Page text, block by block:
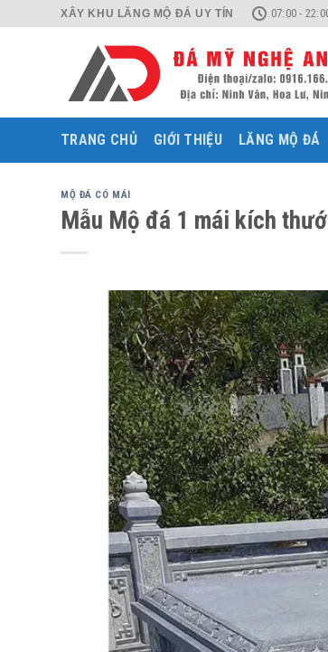
XÂY KHU LĂNG MỘ ĐÁ UY TÍN 07:00 -
TRANG CHỦ GIỚI THIỆU LĂNG MỘ ĐÁ
MỘ ĐÁ CÓ MÁI
Mẫu Mộ đá 1 mái kích